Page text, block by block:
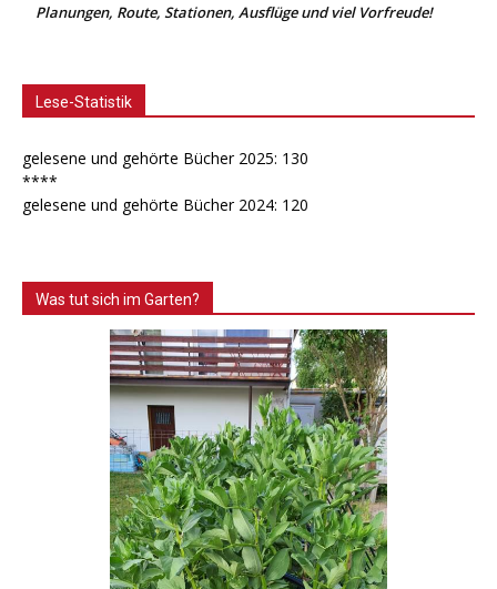
Planungen, Route, Stationen, Ausflüge und viel Vorfreude!
Lese-Statistik
gelesene und gehörte Bücher 2025: 130
****
gelesene und gehörte Bücher 2024: 120
Was tut sich im Garten?